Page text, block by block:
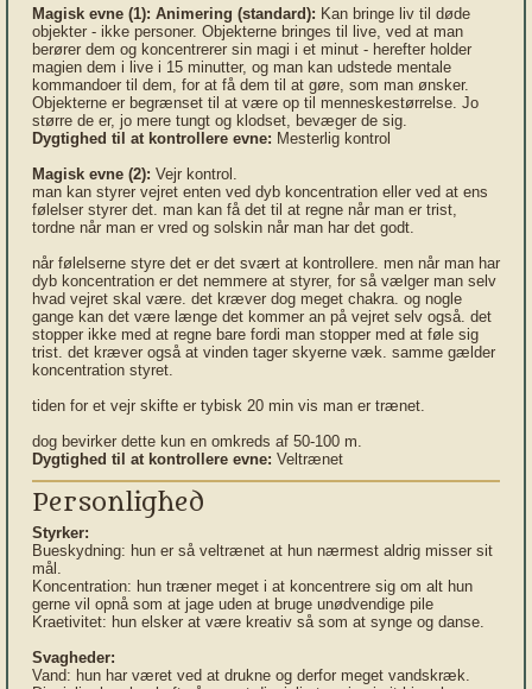
Magisk evne (1): Animering (standard): Kan bringe liv til døde
objekter - ikke personer. Objekterne bringes til live, ved at man
berører dem og koncentrerer sin magi i et minut - herefter holder
magien dem i live i 15 minutter, og man kan udstede mentale
kommandoer til dem, for at få dem til at gøre, som man ønsker.
Objekterne er begrænset til at være op til menneskestørrelse. Jo
større de er, jo mere tungt og klodset, bevæger de sig.
Dygtighed til at kontrollere evne: Mesterlig kontrol
Magisk evne (2): Vejr kontrol.
man kan styrer vejret enten ved dyb koncentration eller ved at ens
følelser styrer det. man kan få det til at regne når man er trist,
tordne når man er vred og solskin når man har det godt.
når følelserne styre det er det svært at kontrollere. men når man har
dyb koncentration er det nemmere at styrer, for så vælger man selv
hvad vejret skal være. det kræver dog meget chakra. og nogle
gange kan det være længe det kommer an på vejret selv også. det
stopper ikke med at regne bare fordi man stopper med at føle sig
trist. det kræver også at vinden tager skyerne væk. samme gælder
koncentration styret.
tiden for et vejr skifte er tybisk 20 min vis man er trænet.
dog bevirker dette kun en omkreds af 50-100 m.
Dygtighed til at kontrollere evne: Veltrænet
Personlighed
Styrker:
Bueskydning: hun er så veltrænet at hun nærmest aldrig misser sit
mål.
Koncentration: hun træner meget i at koncentrere sig om alt hun
gerne vil opnå som at jage uden at bruge unødvendige pile
Kraetivitet: hun elsker at være kreativ så som at synge og danse.
Svagheder:
Vand: hun har været ved at drukne og derfor meget vandskræk.